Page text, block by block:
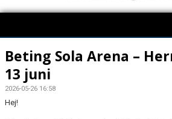
P15/16V
NYHETER
KALENDER
Beting Sola Arena –
13 juni
2026-05-26 16:58
Hej!